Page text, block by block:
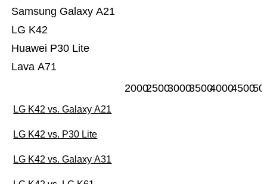
Lava A71
Huawei P30 Lite
LG K42
Samsung Galaxy A21
200025003000350040004500
LG K42 vs. Galaxy A21
LG K42 vs. P30 Lite
LG K42 vs. Galaxy A31